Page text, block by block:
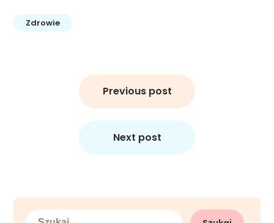
Zdrowie
Previous post
Next post
Szukaj: